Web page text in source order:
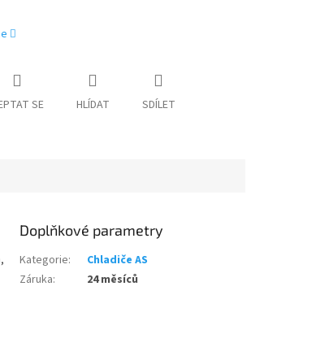
SE HLÍDAT SDÍLET
Doplňkové parametry
Kategorie:
Chladiče AS
Záruka: 24 měsíců